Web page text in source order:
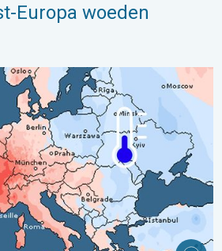
Europa woeden
in juli. Tweedeling Europa. . .